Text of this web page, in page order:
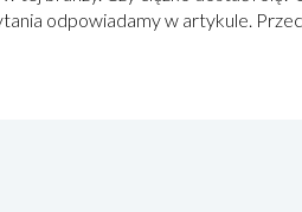
odpowiadamy w artykule.